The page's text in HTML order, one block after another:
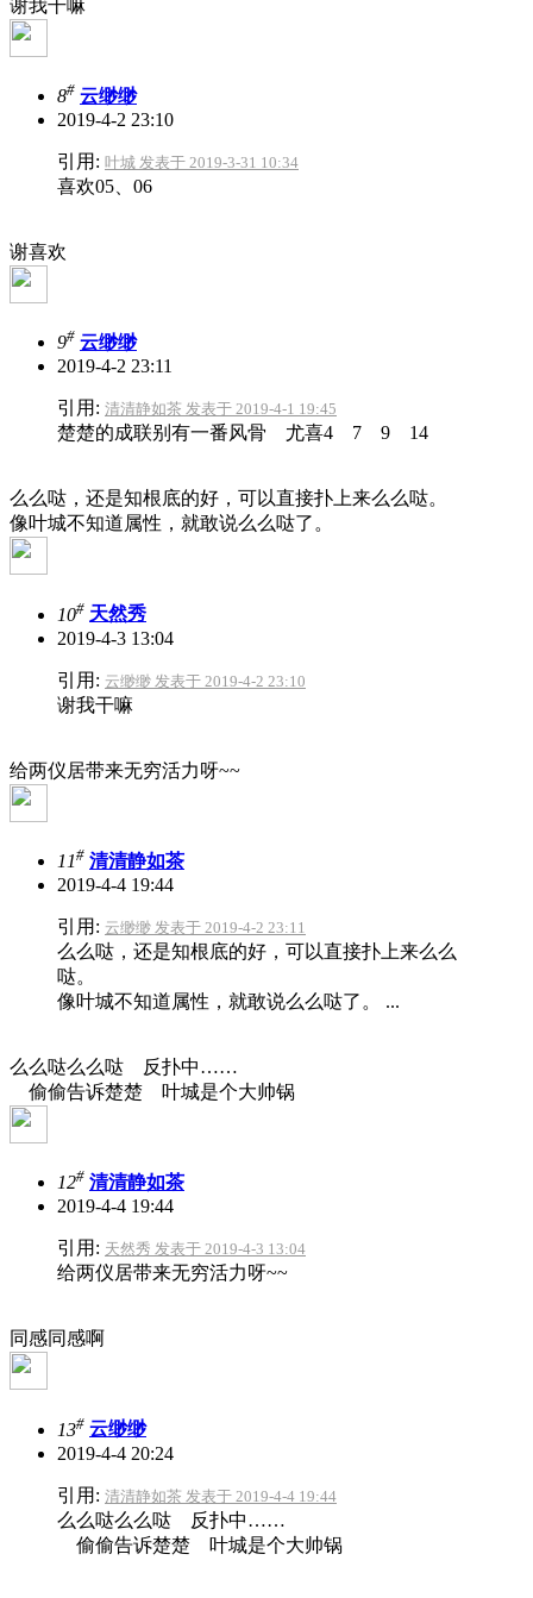
谢我干嘛
8# 云缈缈
2019-4-2 23:10
引用: 叶城 发表于 2019-3-31 10:34
喜欢05、06
谢喜欢
9# 云缈缈
2019-4-2 23:11
引用: 清清静如茶 发表于 2019-4-1 19:45
楚楚的成联别有一番风骨 尤喜4 7 9 14
么么哒，还是知根底的好，可以直接扑上来么么哒。
像叶城不知道属性，就敢说么么哒了。
10# 天然秀
2019-4-3 13:04
引用: 云缈缈 发表于 2019-4-2 23:10
谢我干嘛
给两仪居带来无穷活力呀~~
11# 清清静如茶
2019-4-4 19:44
引用: 云缈缈 发表于 2019-4-2 23:11
么么哒，还是知根底的好，可以直接扑上来么么
哒。
像叶城不知道属性，就敢说么么哒了。 ...
么么哒么么哒 反扑中……
偷偷告诉楚楚 叶城是个大帅锅
12# 清清静如茶
2019-4-4 19:44
引用: 天然秀 发表于 2019-4-3 13:04
给两仪居带来无穷活力呀~~
同感同感啊
13# 云缈缈
2019-4-4 20:24
引用: 清清静如茶 发表于 2019-4-4 19:44
么么哒么么哒 反扑中……
偷偷告诉楚楚 叶城是个大帅锅